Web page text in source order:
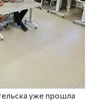
уже прошла